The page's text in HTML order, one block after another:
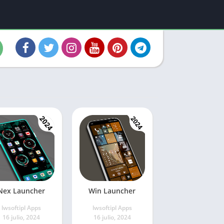
Launcher
lwsoftipl Apps
16 julio, 2024
Win Launcher
lwsoftipl Apps
16 julio, 2024